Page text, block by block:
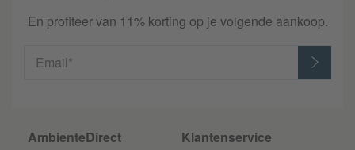
En profiteer van 11% korting op je volgende aankoop.
Email*
AmbienteDirect
Klantenservice